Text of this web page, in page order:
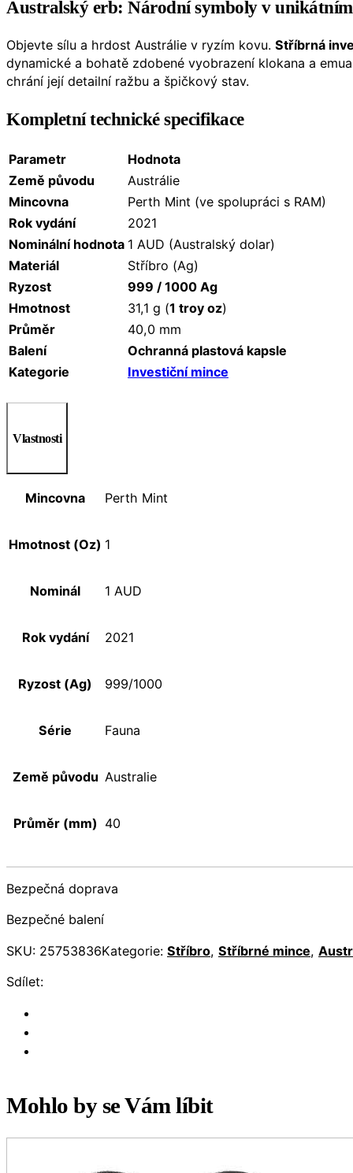
Australský erb: Národní symboly v
Objevte sílu a hrdost Austrálie v ryzím kovu. Stříbrná
dynamické a bohatě zdobené vyobrazení klokana a
chrání její detailní ražbu a špičkový stav.
Kompletní technické specifikace
Parametr
Hodnota
Země původu
Austrálie
Mincovna
Perth Mint (ve spolupráci s RAM)
Rok vydání
2021
Nominální hodnota 1 AUD (Australský dolar)
Materiál
Stříbro (Ag)
Ryzost
999 / 1000 Ag
Hmotnost
31,1 g (1 troy oz)
Průměr
40,0 mm
Balení
Ochranná plastová kapsle
Kategorie
Investiční mince
Vlastnosti
Mincovna Perth Mint
Hmotnost (Oz) 1
Nominál 1 AUD
Rok vydání 2021
Ryzost (Ag) 999/1000
Série Fauna
Země původu Australie
Průměr (mm) 40
Bezpečná doprava
Bezpečné balení
SKU: 25753836Kategorie: Stříbro, Stříbrné mince,
Sdílet:
Mohlo by se Vám líbit